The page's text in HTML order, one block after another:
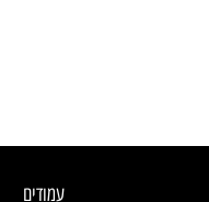
עמודים